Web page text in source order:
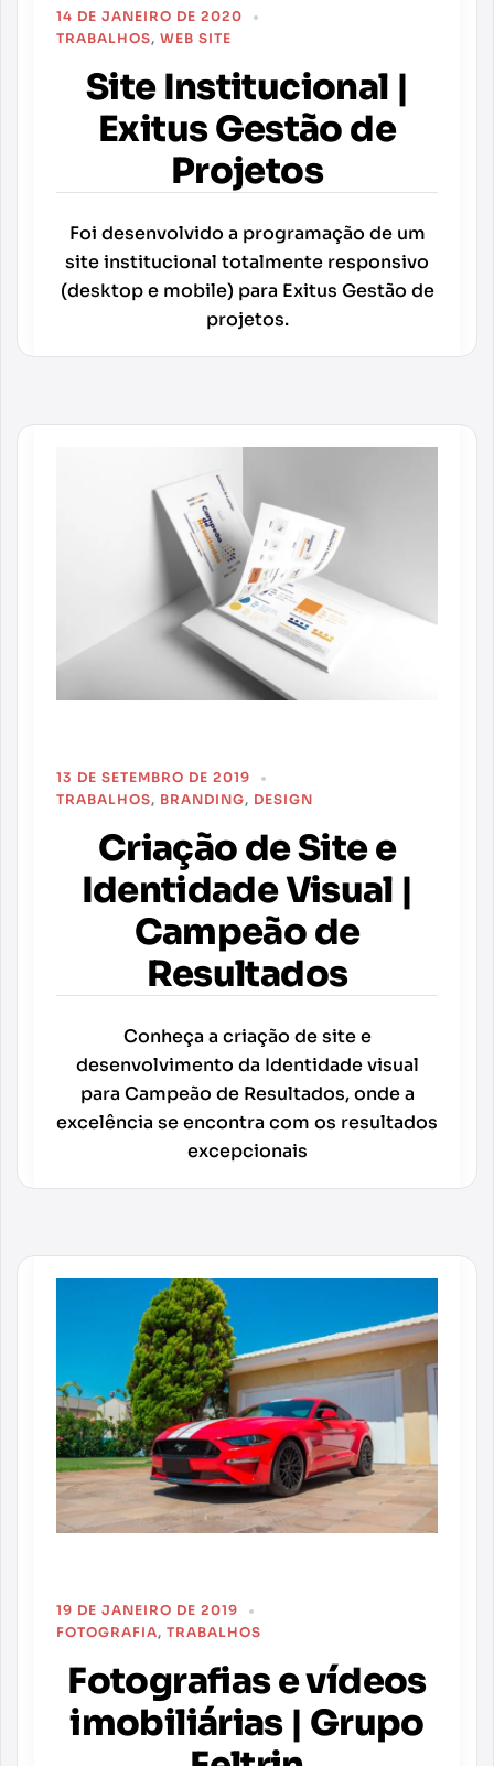
14 DE JANEIRO DE 2020
TRABALHOS, WEB SITE
Site Institucional |
Exitus Gestão de
Projetos
Foi desenvolvido a programação de um
site institucional totalmente responsivo
(desktop e mobile) para Exitus Gestão de
projetos.
13 DE SETEMBRO DE 2019
TRABALHOS, BRANDING, DESIGN
Criação de Site e
Identidade Visual |
Campeão de
Resultados
Conheça a criação de site e
desenvolvimento da Identidade visual
para Campeão de Resultados, onde a
excelência se encontra com os resultados
excepcionais
19 DE JANEIRO DE 2019
FOTOGRAFIA, TRABALHOS
Fotografias e vídeos
imobiliárias | Grupo